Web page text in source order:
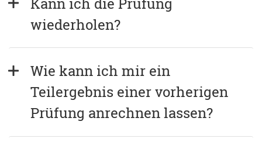
wiederholen?
Wie kann ich mir ein
Teilergebnis einer vorherigen
Prüfung anrechnen lassen?